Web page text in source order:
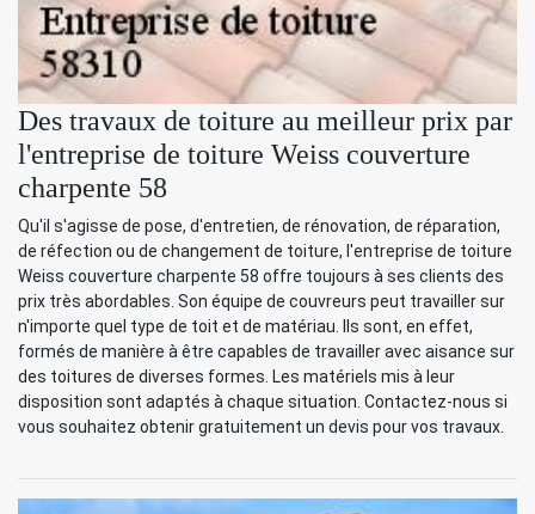
Des travaux de toiture au meilleur prix par
l'entreprise de toiture Weiss couverture
charpente 58
Qu'il s'agisse de pose, d'entretien, de rénovation, de réparation,
de réfection ou de changement de toiture, l'entreprise de toiture
Weiss couverture charpente 58 offre toujours à ses clients des
prix très abordables. Son équipe de couvreurs peut travailler sur
n'importe quel type de toit et de matériau. Ils sont, en effet,
formés de manière à être capables de travailler avec aisance sur
des toitures de diverses formes. Les matériels mis à leur
disposition sont adaptés à chaque situation. Contactez-nous si
vous souhaitez obtenir gratuitement un devis pour vos travaux.